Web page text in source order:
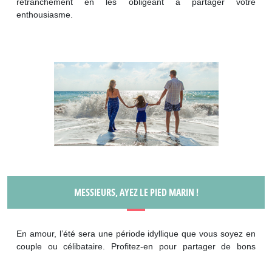
enthousiasme.
MESSIEURS, AYEZ LE PIED MARIN !
En amour, l’été sera une période idyllique que vous soyez en
couple ou célibataire. Profitez-en pour partager de bons